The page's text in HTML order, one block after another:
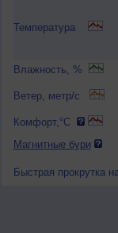
Температура
Влажность, %
Ветер, метр/с
Комфорт,°C
Магнитные бури
Быстрая прокрутка